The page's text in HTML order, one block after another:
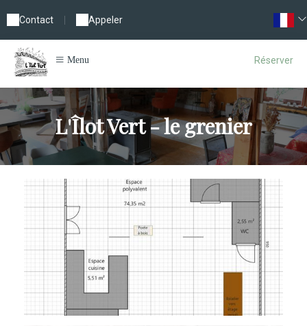
Contact Appeler
Menu Réserver
L'Îlot Vert - le grenier